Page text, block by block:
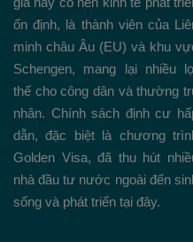
ổn định, là thành viên của
minh châu Âu (EU) và khu
Schengen, mang lại nhiều
thế cho công dân và thường
nhân. Chính sách định cư
dẫn, đặc biệt là chương
Golden Visa, đã thu hút
nhà đầu tư nước ngoài đến
sống và phát triển tại đây.